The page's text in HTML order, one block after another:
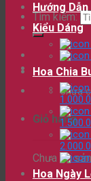
Tìm kiếm:
Chưa
Giỏ hàng
Chưa có
Hướng
Kiểu Dáng
Hoa Chia
Hoa Ngày